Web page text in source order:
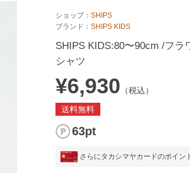
ショップ： SHIPS
ブランド： SHIPS KIDS
SHIPS KIDS:80〜90cm /フ
シャツ
¥6,930 （税込）
送料無料
63pt
さらにタカシマヤカードのポイン